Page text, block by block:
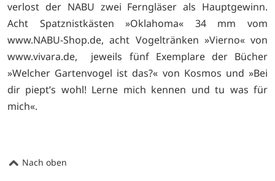
verlost der NABU zwei Ferngläser als Hauptgewinn.
Acht Spatznistkästen »Oklahoma« 34 mm vom
www.NABU-Shop.de, acht Vogeltränken »Vierno« von
www.vivara.de, jeweils fünf Exemplare der Bücher
»Welcher Gartenvogel ist das?« von Kosmos und »Bei
dir piept’s wohl! Lerne mich kennen und tu was für
mich«.
Nach oben